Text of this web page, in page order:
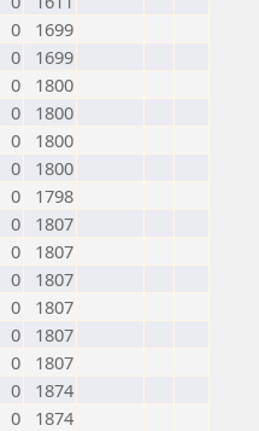
0
1699
0
1699
0
1800
0
1800
0
1800
0
1800
0
1798
0
1807
0
1807
0
1807
0
1807
0
1807
0
1807
0
1874
0
1874